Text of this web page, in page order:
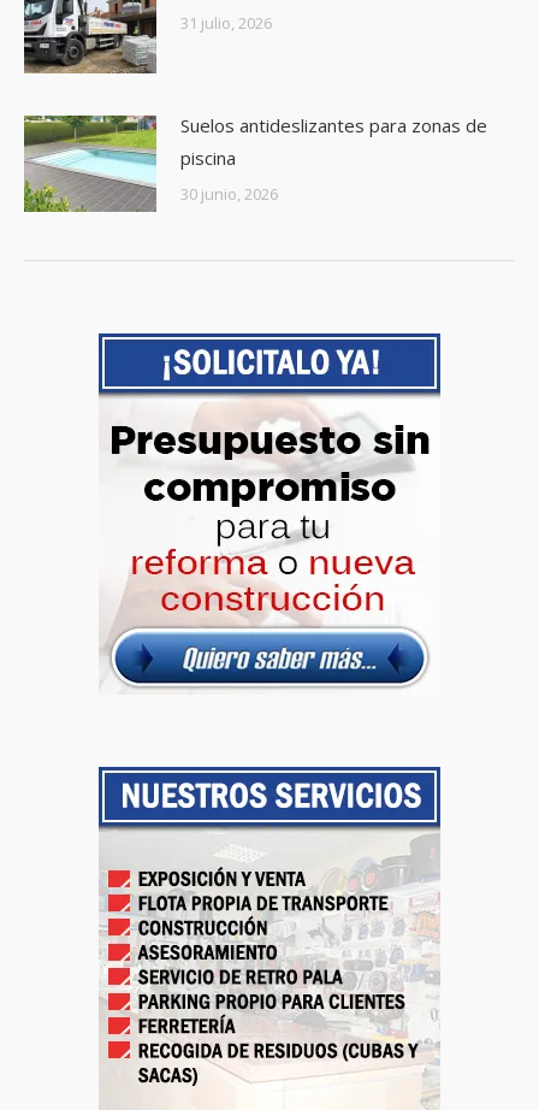
31 julio, 2026
Suelos antideslizantes para zonas de
piscina
30 junio, 2026